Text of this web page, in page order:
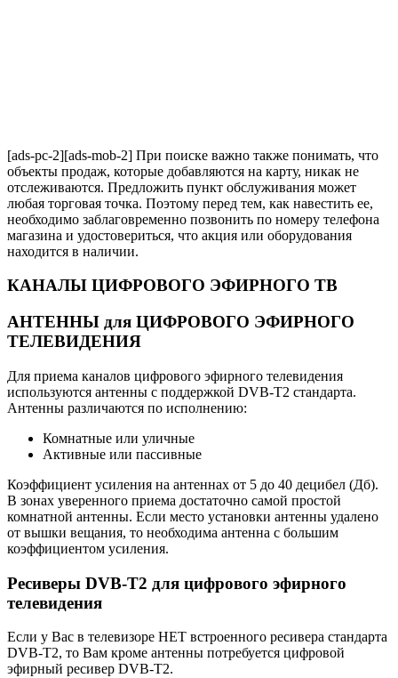
[ads-pc-2][ads-mob-2] При поиске важно также понимать, что
объекты продаж, которые добавляются на карту, никак не
отслеживаются. Предложить пункт обслуживания может
любая торговая точка. Поэтому перед тем, как навестить ее,
необходимо заблаговременно позвонить по номеру телефона
магазина и удостовериться, что акция или оборудования
находится в наличии.
КАНАЛЫ ЦИФРОВОГО ЭФИРНОГО ТВ
АНТЕННЫ для ЦИФРОВОГО ЭФИРНОГО
ТЕЛЕВИДЕНИЯ
Для приема каналов цифрового эфирного телевидения
используются антенны с поддержкой DVB-T2 стандарта.
Антенны различаются по исполнению:
Комнатные или уличные
Активные или пассивные
Коэффициент усиления на антеннах от 5 до 40 децибел (Дб).
В зонах уверенного приема достаточно самой простой
комнатной антенны. Если место установки антенны удалено
от вышки вещания, то необходима антенна с большим
коэффициентом усиления.
Ресиверы DVB-T2 для цифрового эфирного
телевидения
Если у Вас в телевизоре НЕТ встроенного ресивера стандарта
DVB-T2, то Вам кроме антенны потребуется цифровой
эфирный ресивер DVB-T2.